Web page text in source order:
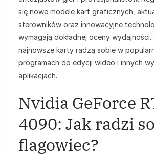
się nowe modele kart graficznych,
sterowników oraz innowacyjne
wymagają dokładnej oceny
najnowsze karty radzą sobie w
programach do edycji wideo i innych
aplikacjach.
Nvidia GeForce
4090: Jak radzi
flagowiec?